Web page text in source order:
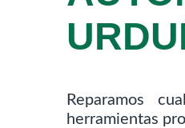
Reparamos
herramientas